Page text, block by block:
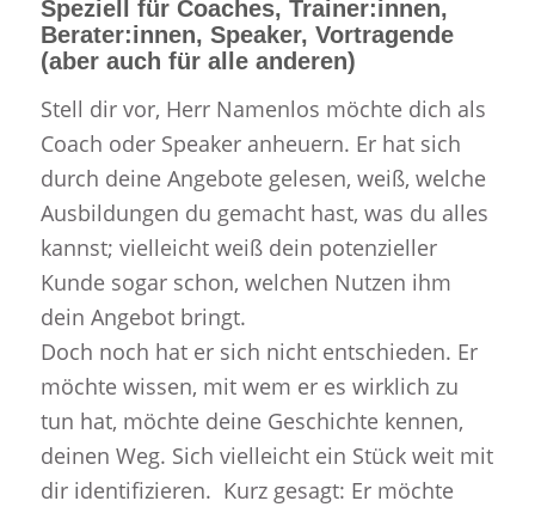
Speziell für Coaches, Trainer:innen,
Berater:innen, Speaker, Vortragende
(aber auch für alle anderen)
Stell dir vor, Herr Namenlos möchte dich als
Coach oder Speaker anheuern. Er hat sich
durch deine Angebote gelesen, weiß, welche
Ausbildungen du gemacht hast, was du alles
kannst; vielleicht weiß dein potenzieller
Kunde sogar schon, welchen Nutzen ihm
dein Angebot bringt.
Doch noch hat er sich nicht entschieden. Er
möchte wissen, mit wem er es wirklich zu
tun hat, möchte deine Geschichte kennen,
deinen Weg. Sich vielleicht ein Stück weit mit
dir identifizieren. Kurz gesagt: Er möchte